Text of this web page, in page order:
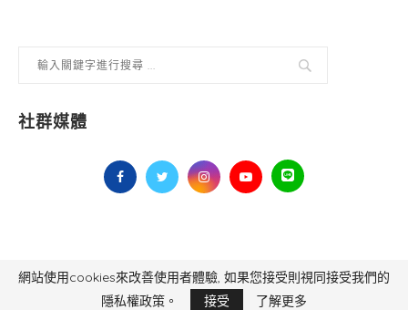
社群媒體
毅傳媒控股股份有限公司 版權所有，非經授權，不得轉載 All Right Reserved.
Yi Media Inc.
電話：02-8791-8559
網站使用cookies來改善使用者體驗, 如果您接受則視同接受我們的
隱私權政策。
接受 了解更多